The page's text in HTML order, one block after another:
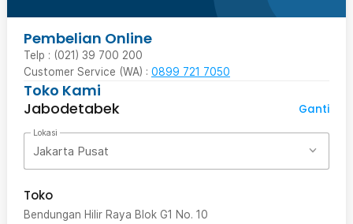
Pembelian Online
Telp : (021) 39 700 200
Customer Service (WA) : 0899 721 7050
Toko Kami
Jabodetabek
Ganti
Lokasi
Jakarta Pusat
Toko
Bendungan Hilir Raya Blok G1 No. 10